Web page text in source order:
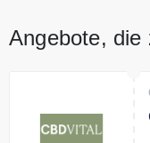
Angebote, die